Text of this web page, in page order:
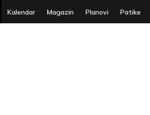
Kalendar Magazin Planovi Patike